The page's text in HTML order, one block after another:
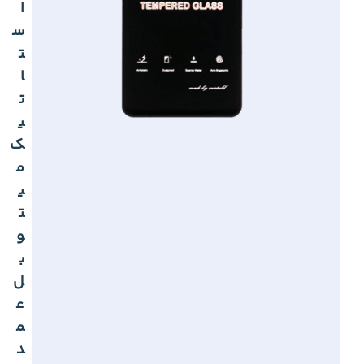
ا
س
ت
ا
ت
ی
ک
م
ی
ت
و
ب
ل
ع
م
د